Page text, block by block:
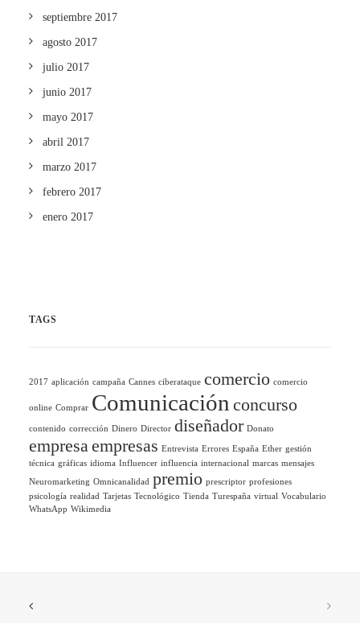
septiembre 2017
agosto 2017
julio 2017
junio 2017
mayo 2017
abril 2017
marzo 2017
febrero 2017
enero 2017
TAGS
2017 aplicación campaña Cannes ciberataque comercio comercio
online Comprar Comunicación concurso
contenido corrección Dinero Director diseñador Donato
empresaempresas Entrevista Errores España Ether gestión
técnica gráficas idioma Influencer influencia internacional marcas mensajes
Neuromarketing Omnicanalidad premio prescriptor profesiones
psicología realidad Tarjetas Tecnológico Tienda Turespaña virtual Vocabulario
WhatsApp Wikimedia